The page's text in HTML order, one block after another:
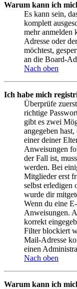
Warum kann ich
Es kann sein,
komplett
mehr anmelden
Adresse oder
möchtest,
an die Board-
Nach oben
Ich habe mich
Überprüfe
richtige
gibt es zwei
angegeben
einer deiner
Anweisungen
der Fall ist,
werden. Bei
Mitglieder erst
selbst erledigen
wurde dir
Wenn du eine
Anweisungen.
korrekt
Filter blockiert
Mail-Adresse
einen
Nach oben
Warum kann ich